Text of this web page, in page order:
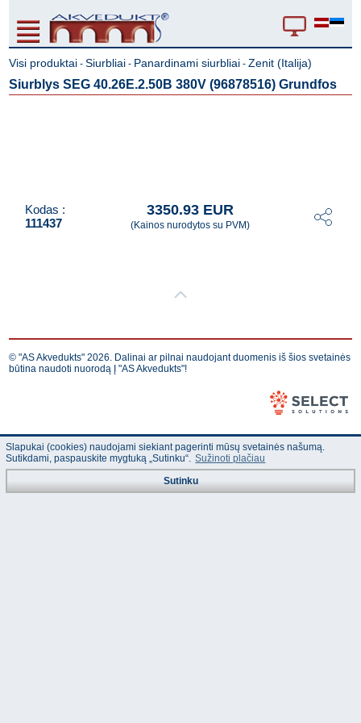
Visi produktai -Siurbliai - Panardinami siurbliai -Zenit (Italija)
Siurblys SEG 40.26E.2.50B 380V (96878516) Grundfos
Kodas :
111437
3350.93 EUR
(Kainos nurodytos su PVM)
© "AS Akvedukts" 2026. Dalinai ar pilnai naudojant duomenis iš šios svetainės
būtina naudoti nuorodą Į "AS Akvedukts"!
Slapukai (cookies) naudojami siekiant pagerinti mūsų svetainės našumą.
Sutikdami, paspauskite mygtuką „Sutinku“. Sužinoti plačiau
Sutinku